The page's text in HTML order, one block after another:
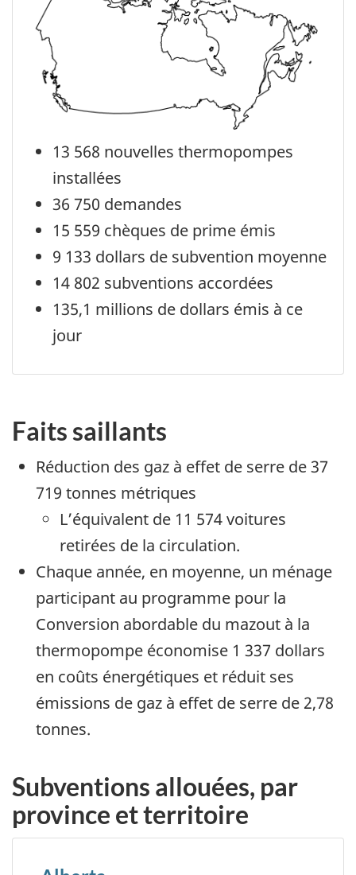
13 568 nouvelles thermopompes
installées
36 750 demandes
15 559 chèques de prime émis
9 133 dollars de subvention moyenne
14 802 subventions accordées
135,1 millions de dollars émis à ce
jour
Faits saillants
Réduction des gaz à effet de serre de 37
719 tonnes métriques
L’équivalent de 11 574 voitures
retirées de la circulation.
Chaque année, en moyenne, un ménage
participant au programme pour la
Conversion abordable du mazout à la
thermopompe économise 1 337 dollars
en coûts énergétiques et réduit ses
émissions de gaz à effet de serre de 2,78
tonnes.
Subventions allouées, par
province et territoire